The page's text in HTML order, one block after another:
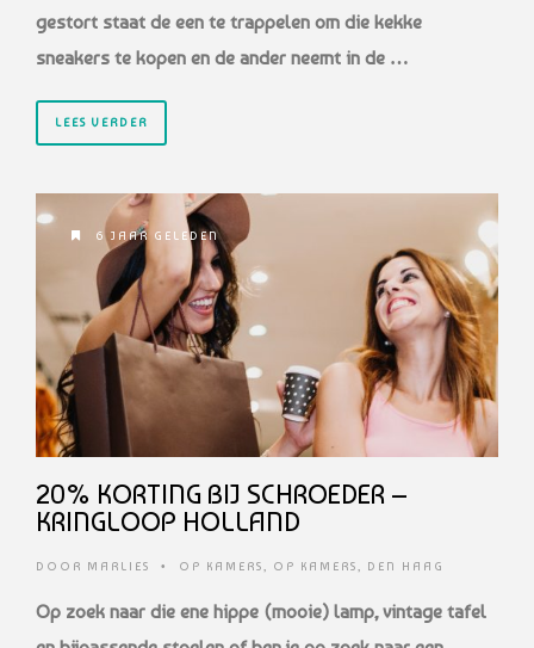
gestort staat de een te trappelen om die kekke
sneakers te kopen en de ander neemt in de …
LEES VERDER
6 JAAR GELEDEN
20% KORTING BIJ SCHROEDER –
KRINGLOOP HOLLAND
DOOR MARLIES • OP KAMERS, OP KAMERS, DEN HAAG
Op zoek naar die ene hippe (mooie) lamp, vintage tafel